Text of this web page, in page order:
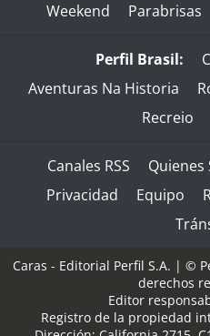
Weekend
Parabrisas
Perfil Brasil:
Aventuras Na Historia
Recreio
Canales RSS Quienes
Privacidad
Equipo
Caras - Editorial Perfil S.A. | ©
derechos
Editor
Registro de la propiedad